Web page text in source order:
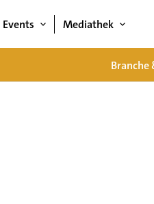
Events Mediathek